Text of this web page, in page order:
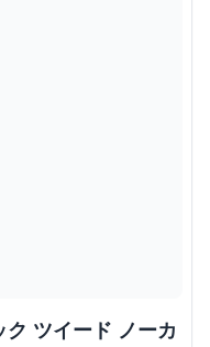
ツイード ノーカ